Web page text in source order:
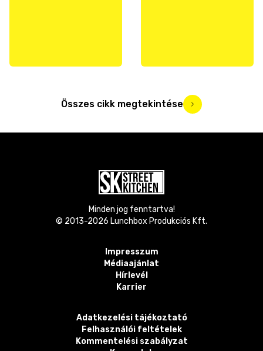
Összes cikk megtekintése
Minden jog fenntartva!
© 2013-2026 Lunchbox Produkciós Kft.
Impresszum
Médiaajánlat
Hírlevél
Karrier
Adatkezelési tájékoztató
Felhasználói feltételek
Kommentelési szabályzat